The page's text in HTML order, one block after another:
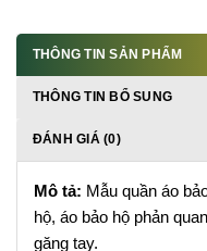
THÔNG TIN SẢN PHẨM
THÔNG TIN BỔ SUNG
ĐÁNH GIÁ (0)
Mô tả: Mẫu quần áo
hộ, áo bảo hộ phản
găng tay.